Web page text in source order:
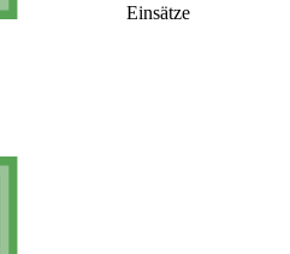
Einsätze